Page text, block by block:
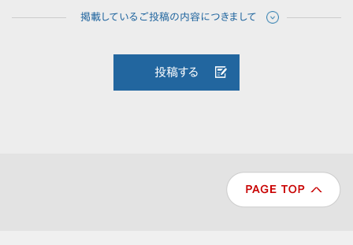
投稿する